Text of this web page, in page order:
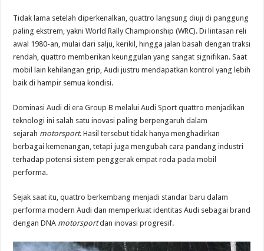
Tidak lama setelah diperkenalkan, quattro langsung diuji di panggung
paling ekstrem, yakni World Rally Championship (WRC). Di lintasan reli
awal 1980-an, mulai dari salju, kerikil, hingga jalan basah dengan traksi
rendah, quattro memberikan keunggulan yang sangat signifikan. Saat
mobil lain kehilangan grip, Audi justru mendapatkan kontrol yang lebih
baik di hampir semua kondisi.
Dominasi Audi di era Group B melalui Audi Sport quattro menjadikan
teknologi ini salah satu inovasi paling berpengaruh dalam
sejarah motorsport. Hasil tersebut tidak hanya menghadirkan
berbagai kemenangan, tetapi juga mengubah cara pandang industri
terhadap potensi sistem penggerak empat roda pada mobil
performa.
Sejak saat itu, quattro berkembang menjadi standar baru dalam
performa modern Audi dan memperkuat identitas Audi sebagai brand
dengan DNA motorsportdan inovasi progresif.